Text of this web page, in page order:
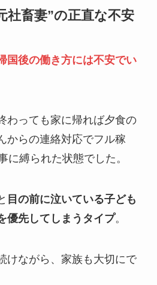
社畜妻”の正直な不安
国後の働き方には不安でい
わっても家に帰れば夕食の
からの連絡対応でフル稼
に縛られた状態でした。
目の前に泣いている子ども
優先してしまうタイプ。
けながら、家族も大切にで